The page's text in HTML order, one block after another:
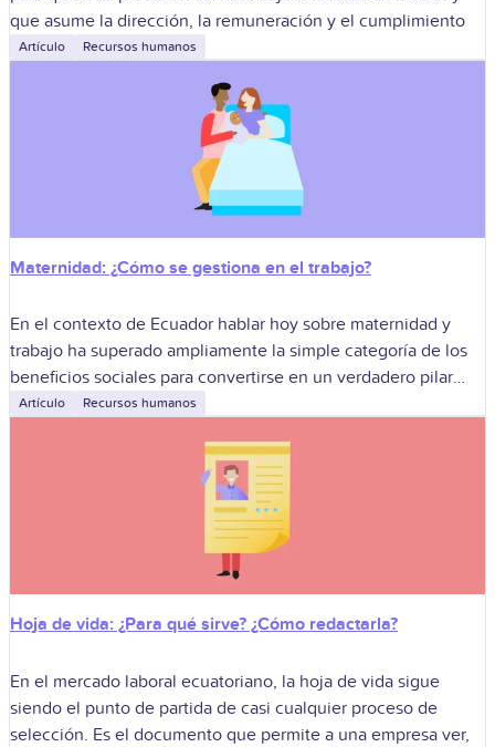
que asume la dirección, la remuneración y el cumplimiento
Artículo Recursos humanos
Maternidad: ¿Cómo se gestiona en el trabajo?
En el contexto de Ecuador hablar hoy sobre maternidad y
trabajo ha superado ampliamente la simple categoría de los
beneficios sociales para convertirse en un verdadero pilar
corporativo. En la
Artículo Recursos humanos
Hoja de vida: ¿Para qué sirve? ¿Cómo redactarla?
En el mercado laboral ecuatoriano, la hoja de vida sigue
siendo el punto de partida de casi cualquier proceso de
selección. Es el documento que permite a una empresa ver,